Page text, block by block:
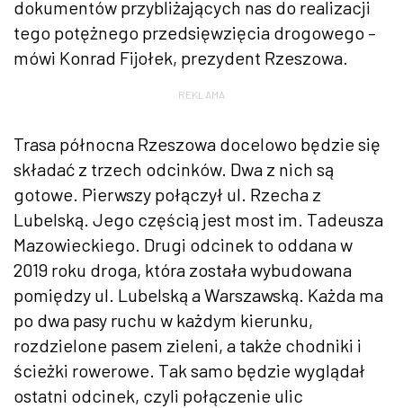
dokumentów przybliżających nas do realizacji
tego potężnego przedsięwzięcia drogowego –
mówi Konrad Fijołek, prezydent Rzeszowa.
REKLAMA
Trasa północna Rzeszowa docelowo będzie się
składać z trzech odcinków. Dwa z nich są
gotowe. Pierwszy połączył ul. Rzecha z
Lubelską. Jego częścią jest most im. Tadeusza
Mazowieckiego. Drugi odcinek to oddana w
2019 roku droga, która została wybudowana
pomiędzy ul. Lubelską a Warszawską. Każda ma
po dwa pasy ruchu w każdym kierunku,
rozdzielone pasem zieleni, a także chodniki i
ścieżki rowerowe. Tak samo będzie wyglądał
ostatni odcinek, czyli połączenie ulic